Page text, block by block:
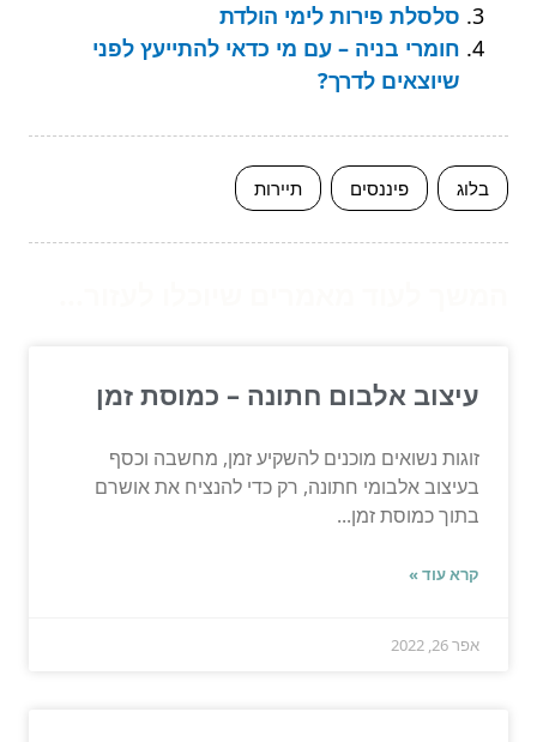
סלסלת פירות לימי הולדת
חומרי בניה – עם מי כדאי להתייעץ לפני
שיוצאים לדרך?
בלוג פיננסים תיירות
עיצוב אלבום חתונה – כמוסת זמן
זוגות נשואים מוכנים להשקיע זמן, מחשבה וכסף
בעיצוב אלבומי חתונה, רק כדי להנציח את אושרם
בתוך כמוסת זמן...
קרא עוד »
אפר 26, 2022